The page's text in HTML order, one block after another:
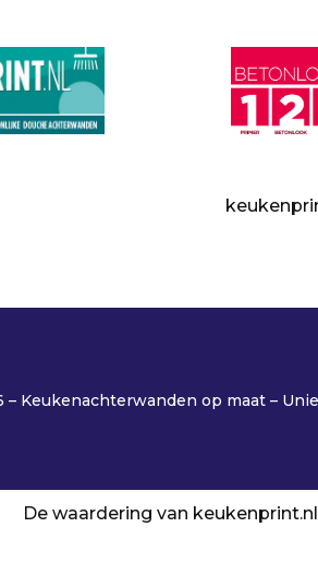
Keukenachterwanden op maat –
De waardering van